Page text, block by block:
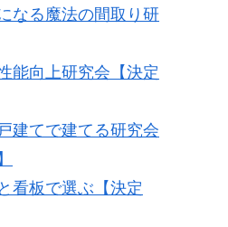
なる魔法の間取り研
能向上研究会【決定
建てで建てる研究会
看板で選ぶ【決定